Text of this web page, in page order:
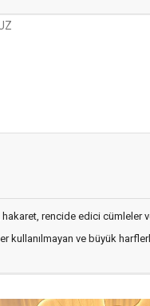
hakaret, rencide edici cümleler
kullanılmayan ve büyük